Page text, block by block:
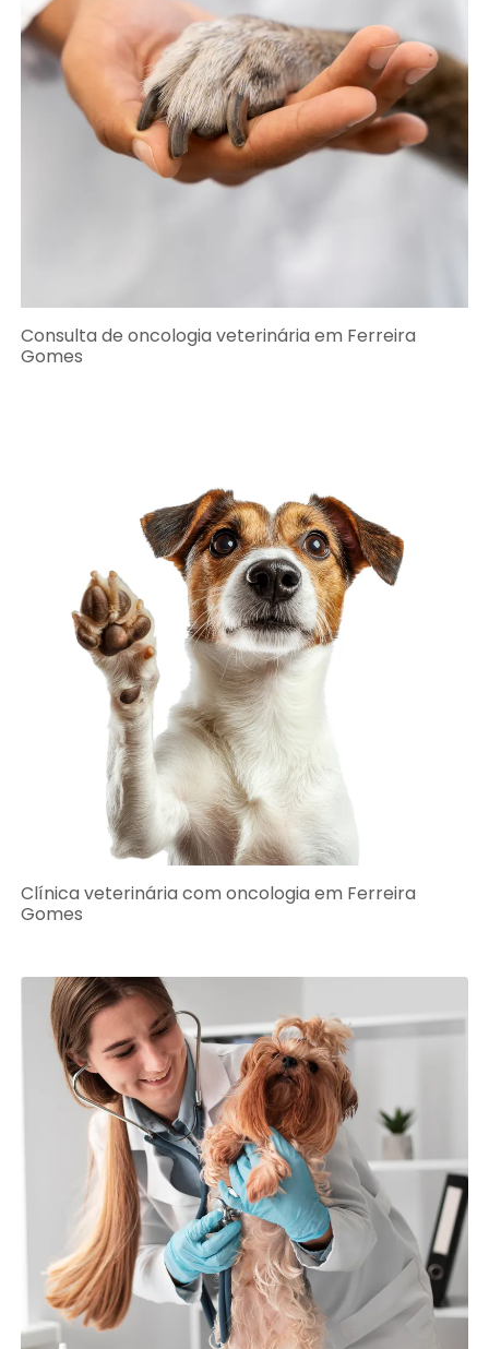
Consulta de oncologia veterinária em Ferreira
Gomes
Clínica veterinária com oncologia em Ferreira
Gomes